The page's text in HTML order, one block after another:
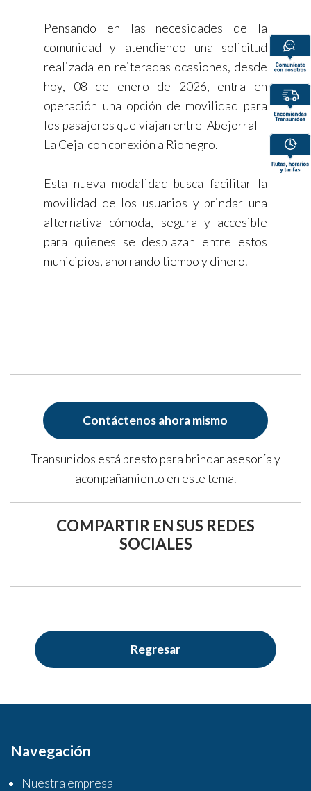
Pensando en las necesidades de la
comunidad y atendiendo una solicitud
realizada en reiteradas ocasiones, desde
hoy, 08 de enero de 2026, entra en
operación una opción de movilidad para
los pasajeros que viajan entre Abejorral –
La Ceja con conexión a Rionegro.
Esta nueva modalidad busca facilitar la
movilidad de los usuarios y brindar una
alternativa cómoda, segura y accesible
para quienes se desplazan entre estos
municipios, ahorrando tiempo y dinero.
Contáctenos ahora mismo
Transunidos está presto para brindar asesoría y
acompañamiento en este tema.
COMPARTIR EN SUS REDES
SOCIALES
Regresar
Navegación
Nuestra empresa